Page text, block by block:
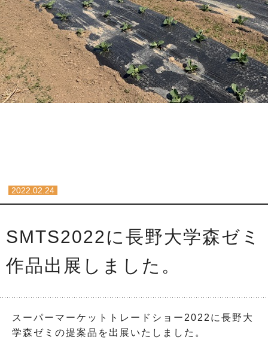
2022.02.24
SMTS2022に長野大学森ゼミ
作品出展しました。
スーパーマーケットトレードショー2022に長野大
学森ゼミの提案品を出展いたしました。